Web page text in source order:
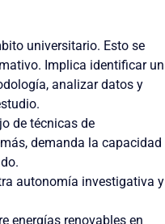
universitario. Esto se
Implica identificar un
analizar datos y
de técnicas de
demanda la capacidad
autonomía investigativa y
energías renovables en